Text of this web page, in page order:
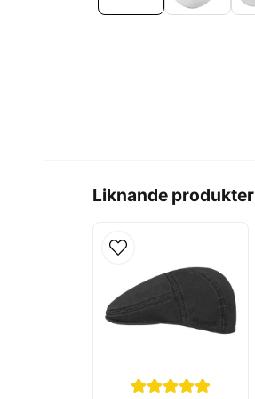
Liknande produkter